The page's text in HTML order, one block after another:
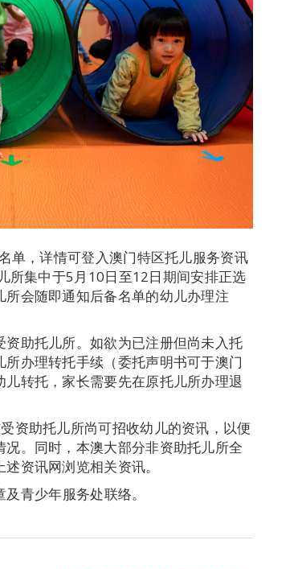
单，详情可登入澳门特区托儿服务资讯
集中于5月10日至12日期间安排正选
会随即通知后备名单的幼儿办理注
助托儿所。如欲为已注册但尚未入托
办理转托手续（委托声明书可于澳门
转托，家长需要先在原托儿所办理退
资助托儿所尚可招收幼儿的资讯，以便
。同时，本澳大部分非资助托儿所全
资讯网浏览相关资讯。
青少年服务处联络。